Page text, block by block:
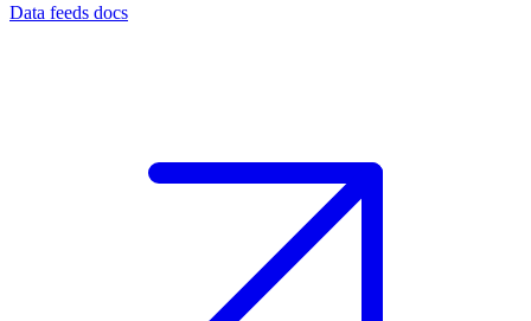
Data feeds docs